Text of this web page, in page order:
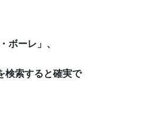
ボーレ」、
検索すると確実で